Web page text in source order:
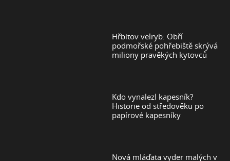
Hřbitov velryb: Obří
podmořské pohřebiště skrývá
miliony pravěkých kytovců
Kdo vynalezl kapesník?
Historie od středověku po
papírové kapesníky
Nová mláďata vyder malých v